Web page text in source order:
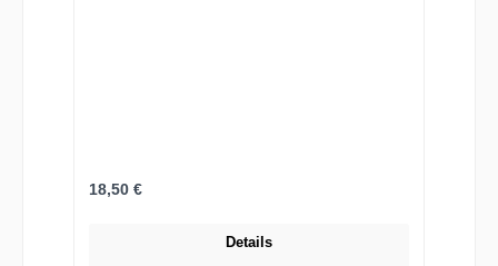
Regulärer Preis:
18,50 €
Details